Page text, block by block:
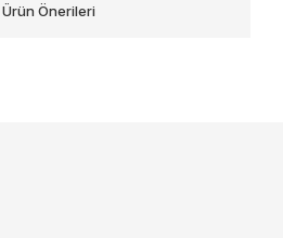
Ürün Önerileri